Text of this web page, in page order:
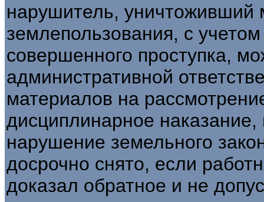
нарушитель, уничтоживший
землепользования, с
совершенного проступка,
административ­ной
материалов на
дисциплинарное
нарушение земельного
досрочно снято, если
доказал обратное и не